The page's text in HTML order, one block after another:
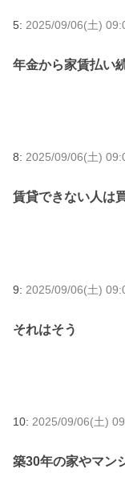
5: 2025/09/06(土)
年金から家賃払い
8: 2025/09/06(土)
賃貸できない人は
9: 2025/09/06(土)
それはそう
10: 2025/09/06(土)
築30年の家やマン